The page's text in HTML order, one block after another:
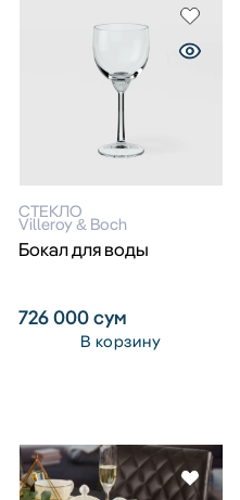
СТЕКЛО
Villeroy & Boch
Бокал для воды
726 000сум
В корзину